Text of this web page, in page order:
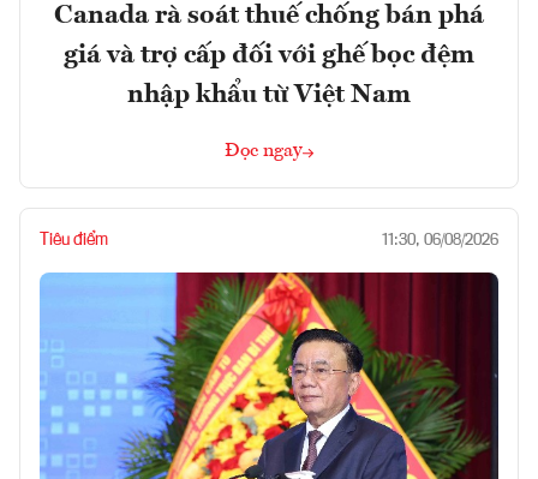
Canada rà soát thuế chống bán phá
giá và trợ cấp đối với ghế bọc đệm
nhập khẩu từ Việt Nam
Đọc ngay
Tiêu điểm 11:30, 06/08/2026